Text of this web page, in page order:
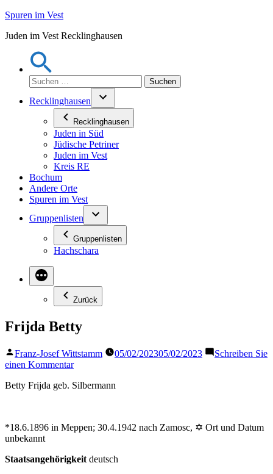
Zum
springen
Spuren im Vest
Juden im Vest Recklinghausen
Suchen
nach:
Recklinghausen
Recklinghausen
Juden in Süd
Jüdische Petriner
Juden im Vest
Kreis RE
Bochum
Andere Orte
Spuren im Vest
Gruppenlisten
Gruppenlisten
Hachschara
Zurück
Frijda Betty
Veröffentlicht
von
Franz-Josef Wittstamm 05/02/202305/02/2023
Schreiben Sie
einen Kommentarzu
Betty
Betty Frijda geb. Silbermann
*18.6.1896 in Meppen; 30.4.1942 nach Zamosc, ✡ Ort und Datum
unbekannt
Staatsangehörigkeit deutsch